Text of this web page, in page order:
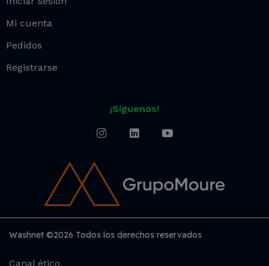
Mi cuenta
Pedidos
Registrarse
¡Síguenos!
Washnet ©2026 Todos los derechos reservados
Canal ético